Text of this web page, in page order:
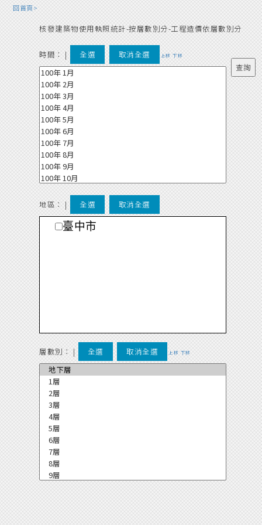
回首頁>
核發建築物使用執照統計-按層數別分-工程造價依層數別分
時間： | 全選 取消全選 上移 下移
地區： | 全選 取消全選
臺中市
層數別： | 全選 取消全選 上移 下移